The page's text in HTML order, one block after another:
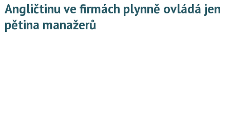
Angličtinu ve firmách plynně ovládá jen
pětina manažerů